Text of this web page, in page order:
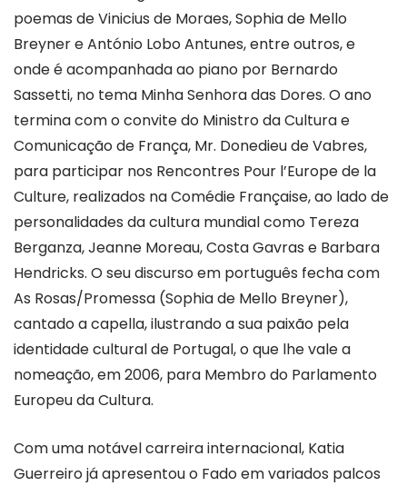
poemas de Vinicius de Moraes, Sophia de Mello
Breyner e António Lobo Antunes, entre outros, e
onde é acompanhada ao piano por Bernardo
Sassetti, no tema Minha Senhora das Dores. O ano
termina com o convite do Ministro da Cultura e
Comunicação de França, Mr. Donedieu de Vabres,
para participar nos Rencontres Pour l’Europe de la
Culture, realizados na Comédie Française, ao lado de
personalidades da cultura mundial como Tereza
Berganza, Jeanne Moreau, Costa Gavras e Barbara
Hendricks. O seu discurso em português fecha com
As Rosas/Promessa (Sophia de Mello Breyner),
cantado a capella, ilustrando a sua paixão pela
identidade cultural de Portugal, o que lhe vale a
nomeação, em 2006, para Membro do Parlamento
Europeu da Cultura.
Com uma notável carreira internacional, Katia
Guerreiro já apresentou o Fado em variados palcos